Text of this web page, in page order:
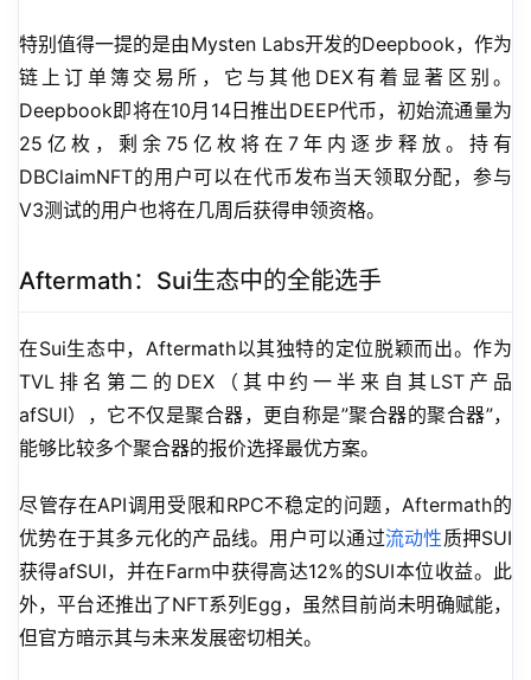
特别值得一提的是由Mysten Labs开发的Deepbook，作为
链上订单簿交易所，它与其他DEX有着显著区别。
Deepbook即将在10月14日推出DEEP代币，初始流通量为
25亿枚，剩余75亿枚将在7年内逐步释放。持有
DBClaimNFT的用户可以在代币发布当天领取分配，参与
V3测试的用户也将在几周后获得申领资格。
Aftermath：Sui生态中的全能选手
在Sui生态中，Aftermath以其独特的定位脱颖而出。作为
TVL排名第二的DEX（其中约一半来自其LST产品
afSUI），它不仅是聚合器，更自称是”聚合器的聚合器”，
能够比较多个聚合器的报价选择最优方案。
尽管存在API调用受限和RPC不稳定的问题，Aftermath的
优势在于其多元化的产品线。用户可以通过流动性质押SUI
获得afSUI，并在Farm中获得高达12%的SUI本位收益。此
外，平台还推出了NFT系列Egg，虽然目前尚未明确赋能，
但官方暗示其与未来发展密切相关。